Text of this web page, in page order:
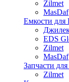
Zilmet
MasDaf
Емкости
EDS
Zilmet
MasDaf
Запчасти
Zilmet